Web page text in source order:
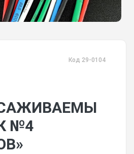
Код 29-0104
№4